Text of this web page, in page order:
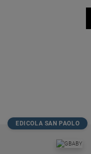
EDICOLA SAN PAOLO